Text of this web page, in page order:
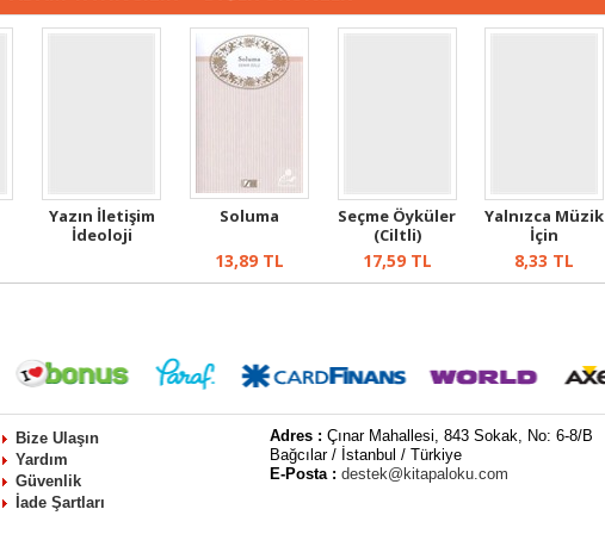
Yazın İletişim
İdeoloji
Soluma
13,89TL
Seçme Öyküler
(Ciltli)
17,59TL
Yalnızca Müzik
İçin
8,33 TL
Bize Ulaşın
Yardım
Güvenlik
İade Şartları
Adres :Çınar Mahallesi, 843 Sokak, No: 6-8/B
Bağcılar / İstanbul / Türkiye
E-Posta :destek@kitapaloku.com